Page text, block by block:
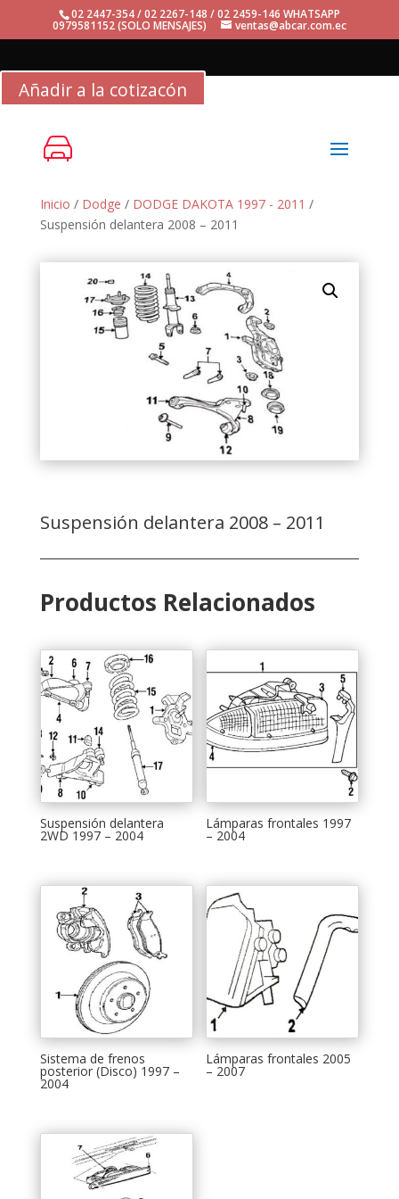
02 2447-354 / 02 2267-148 / 02 2459-146 WHATSAPP
0979581152 (SOLO MENSAJES) ventas@abcar.com.ec
Añadir a la cotizacón
Inicio / Dodge / DODGE DAKOTA 1997 - 2011 /
Suspensión delantera 2008 – 2011
Suspensión delantera 2008 – 2011
Productos Relacionados
Suspensión delantera
2WD 1997 – 2004
Lámparas frontales 1997
– 2004
Sistema de frenos
posterior (Disco) 1997 –
2004
Lámparas frontales 2005
– 2007